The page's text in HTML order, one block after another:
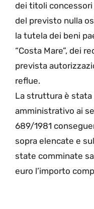
dei titoli concessori
del previsto nulla
la tutela dei beni
“Costa Mare”, dei
prevista
reflue.
La struttura è
amministrativo ai
689/1981
sopra elencate e
state comminate
euro l’importo